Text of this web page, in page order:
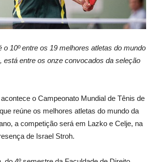
o 10º entre os 19 melhores atletas do mundo
está entre os onze convocados da seleção
o Campeonato Mundial de Tênis de
reúne os melhores atletas do mundo da
a competição será em Lazko e Celje, na
de Israel Stroh.